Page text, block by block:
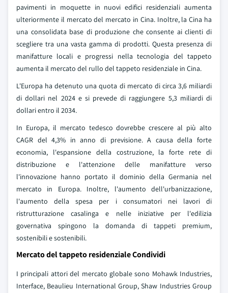
pavimenti in moquette in nuovi edifici residenziali aumenta
ulteriormente il mercato del mercato in Cina. Inoltre, la Cina ha
una consolidata base di produzione che consente ai clienti di
scegliere tra una vasta gamma di prodotti. Questa presenza di
manifatture locali e progressi nella tecnologia del tappeto
aumenta il mercato del rullo del tappeto residenziale in Cina.
L'Europa ha detenuto una quota di mercato di circa 3,6 miliardi
di dollari nel 2024 e si prevede di raggiungere 5,3 miliardi di
dollari entro il 2034.
In Europa, il mercato tedesco dovrebbe crescere al più alto
CAGR del 4,3% in anno di previsione. A causa della forte
economia, l'espansione della costruzione, la forte rete di
distribuzione e l'attenzione delle manifatture verso
l'innovazione hanno portato il dominio della Germania nel
mercato in Europa. Inoltre, l'aumento dell'urbanizzazione,
l'aumento della spesa per i consumatori nei lavori di
ristrutturazione casalinga e nelle iniziative per l'edilizia
governativa spingono la domanda di tappeti premium,
sostenibili e sostenibili.
Mercato del tappeto residenziale Condividi
I principali attori del mercato globale sono Mohawk Industries,
Interface, Beaulieu International Group, Shaw Industries Group